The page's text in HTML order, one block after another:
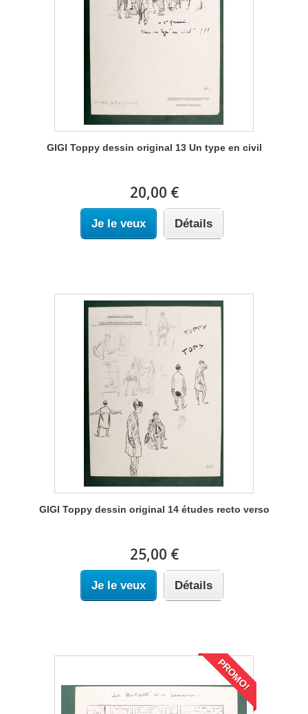
GIGI Toppy dessin original 13 Un type en civil
20,00 €
Je le veux Détails
GIGI Toppy dessin original 14 études recto verso
25,00 €
Je le veux Détails
PROMO!